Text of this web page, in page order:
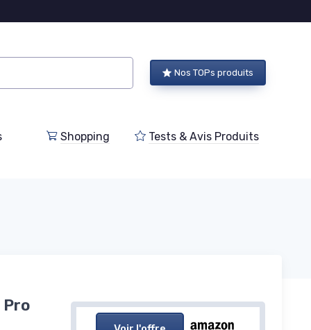
Nos TOPs produits
Shopping Tests & Avis Produits